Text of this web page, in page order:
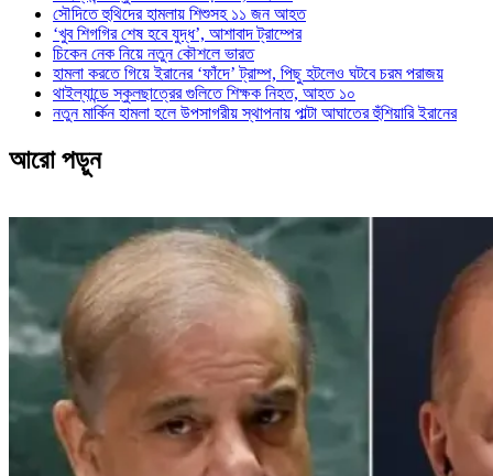
সৌদিতে হুথিদের হামলায় শিশুসহ ১১ জন আহত
‘খুব শিগগির শেষ হবে যুদ্ধ’, আশাবাদ ট্রাম্পের
চিকেন নেক নিয়ে নতুন কৌশলে ভারত
হামলা করতে গিয়ে ইরানের ‘ফাঁদে’ ট্রাম্প, পিছু হটলেও ঘটবে চরম পরাজয়
থাইল্যান্ডে স্কুলছাত্রের গুলিতে শিক্ষক নিহত, আহত ১০
নতুন মার্কিন হামলা হলে উপসাগরীয় স্থাপনায় পাল্টা আঘাতের হুঁশিয়ারি ইরানের
আরো পড়ুন